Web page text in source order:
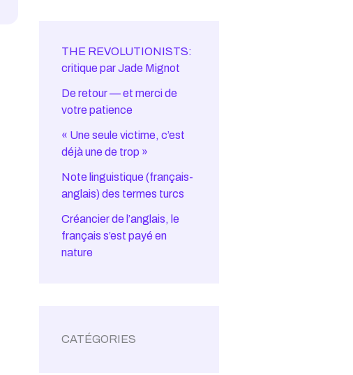
THE REVOLUTIONISTS:
critique par Jade Mignot
De retour — et merci de
votre patience
« Une seule victime, c’est
déjà une de trop »
Note linguistique (français-
anglais) des termes turcs
Créancier de l’anglais, le
français s’est payé en
nature
CATÉGORIES